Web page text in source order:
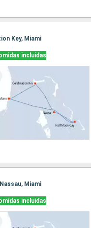
Key, Miami
incluidas
Miami
incluidas